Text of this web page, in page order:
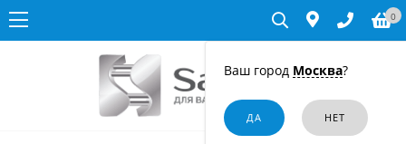
Ваш город Москва?
0